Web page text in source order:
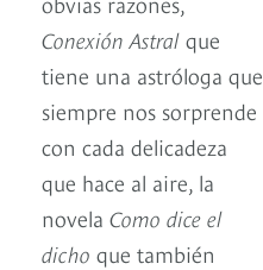
Conexión Astral que
tiene una astróloga que
siempre nos sorprende
con cada delicadeza
que hace al aire, la
novela Como dice el
dicho que también